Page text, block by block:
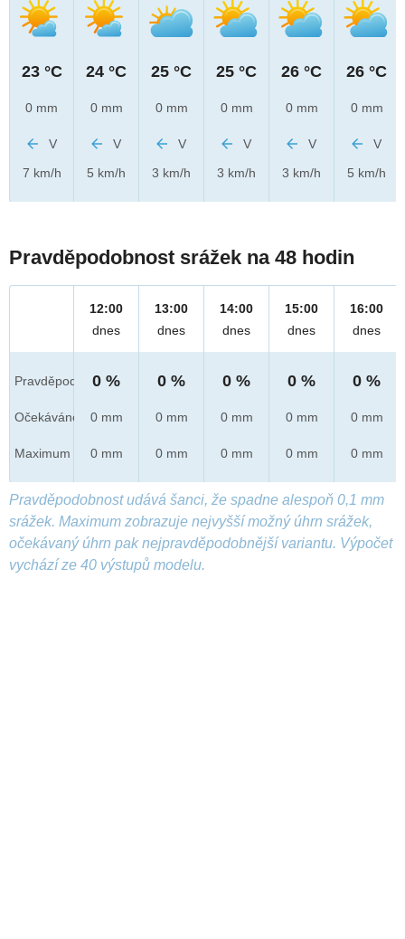
23 °C
0 mm
V
7 km/h
24 °C
0 mm
V
5 km/h
25 °C
0 mm
V
3 km/h
25 °C
0 mm
V
3 km/h
26 °C
0 mm
V
3 km/h
26 °C
0 mm
V
5 km/h
Pravděpodobnost srážek na 48 hodin
Pravděpod.
Očekáváno
Maximum
12:00
dnes
0 %
0 mm
0 mm
13:00
dnes
0 %
0 mm
0 mm
14:00
dnes
0 %
0 mm
0 mm
15:00
dnes
0 %
0 mm
0 mm
16:00
dnes
0 %
0 mm
0 mm
Pravděpodobnost udává šanci, že spadne alespoň 0,1 mm
srážek. Maximum zobrazuje nejvyšší možný úhrn srážek,
očekávaný úhrn pak nejpravděpodobnější variantu. Výpočet
vychází ze 40 výstupů modelu.